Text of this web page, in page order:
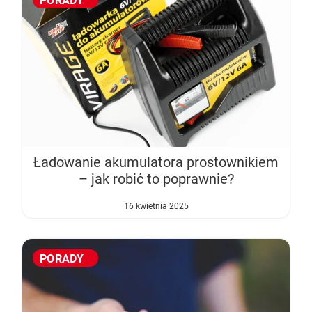
Ładowanie akumulatora prostownikiem
– jak robić to poprawnie?
16 kwietnia 2025
PORADY